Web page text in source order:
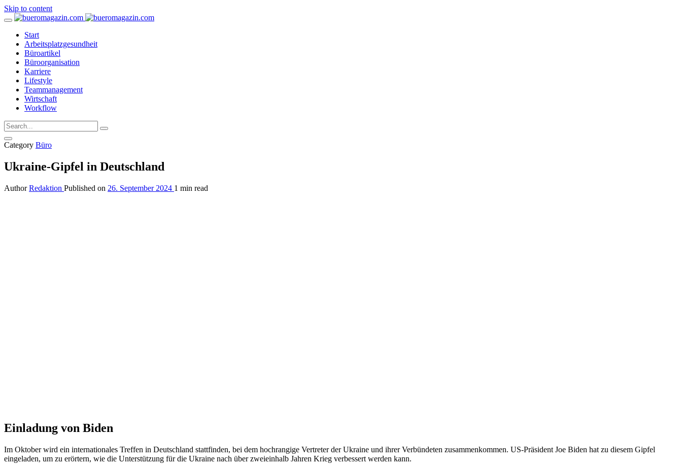
Skip to content
Start
Arbeitsplatzgesundheit
Büroartikel
Büroorganisation
Karriere
Lifestyle
Teammanagement
Wirtschaft
Workflow
Category Büro
Ukraine-Gipfel in Deutschland
Author Redaktion Published on 26. September 2024 1 min read
Einladung von Biden
Im Oktober wird ein internationales Treffen in Deutschland stattfinden, bei dem hochrangige Vertreter der Ukraine und ihrer Verbündeten zusammenkommen. US-Präsident Joe Biden hat zu diesem Gipfel
eingeladen, um zu erörtern, wie die Unterstützung für die Ukraine nach über zweieinhalb Jahren Krieg verbessert werden kann.